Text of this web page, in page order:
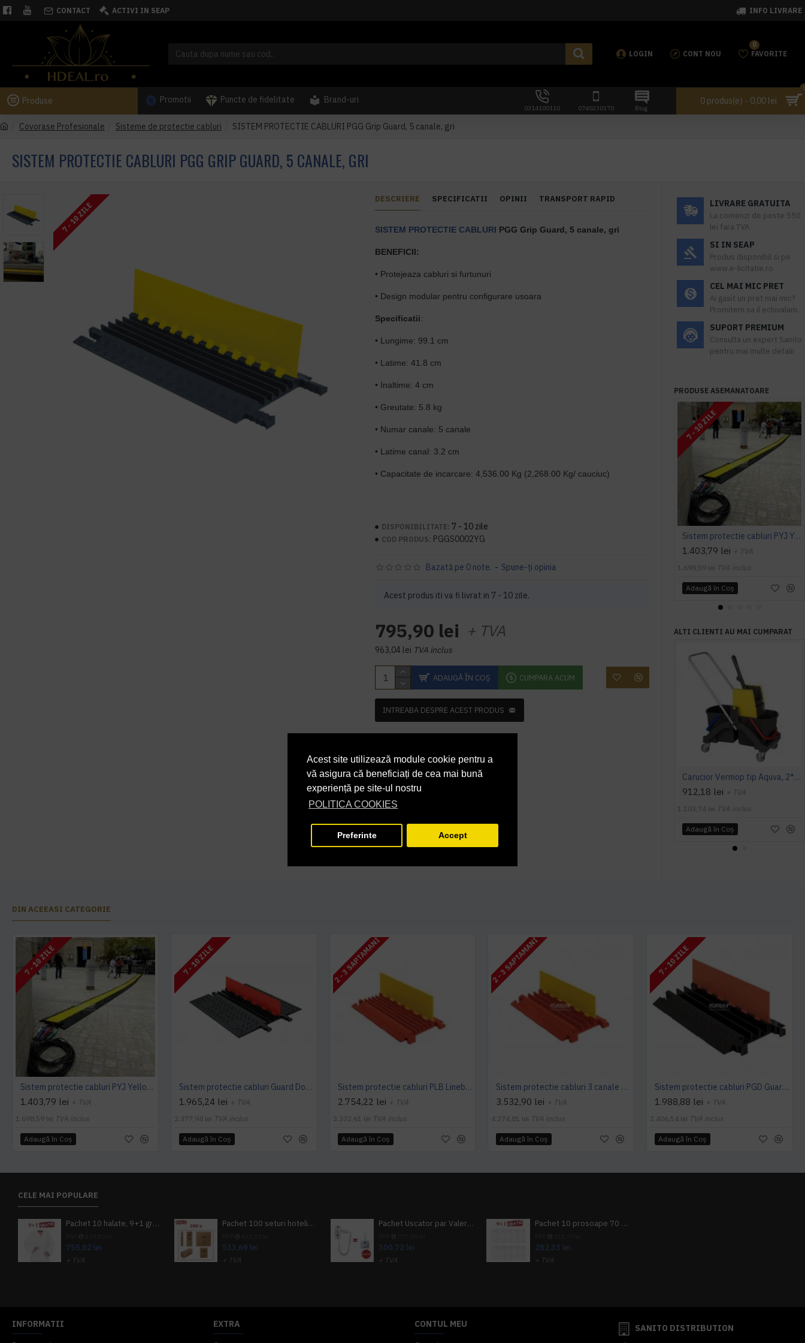
Acest site utilizează module cookie pentru a
vă asigura că beneficiați de cea mai bună
experiență pe site-ul nostru
POLITICA COOKIES
Preferinte Accept
CONTACT ACTIVI IN SEAP INFO LIVRARE
LOGIN CONT NOU FAVORITE
0
Produse Promotii Puncte de fidelitate Brand-uri
0314100110 0740230170 Blog
0 produs(e) - 0,00 lei
Covorase Profesionale Sisteme de protectie cabluri SISTEM PROTECTIE CABLURI PGG Grip Guard, 5 canale, gri
SISTEM PROTECTIE CABLURI PGG GRIP GUARD, 5 CANALE, GRI
7 - 10 ZILE
DESCRIERE SPECIFICATII OPINII TRANSPORT RAPID
SISTEM PROTECTIE CABLURI PGG Grip Guard, 5 canale, gri
BENEFICII:
• Protejeaza cabluri si furtunuri
• Design modular pentru configurare usoara
Specificatii:
• Lungime: 99.1 cm
• Latime: 41.8 cm
• Inaltime: 4 cm
• Greutate: 5.8 kg
• Numar canale: 5 canale
• Latime canal: 3.2 cm
• Capacitate de incarcare:4,536.00 Kg (2,268.00 Kg/ cauciuc)
DISPONIBILITATE: 7 - 10 zile
COD PRODUS: PGGS0002YG
Acest produs iti va fi livrat in 7 - 10 zile.
Bazată pe 0 note. - Spune-ţi opinia
795,90 lei + TVA
963,04 lei TVA inclus
ADAUGĂ ÎN COŞ CUMPARA ACUM
INTREABA DESPRE ACEST PRODUS
LIVRARE GRATUITA
La comenzi de peste 550
lei fara TVA.
SI IN SEAP
Produs disponibil si pe
www.e-licitatie.ro
CEL MAI MIC PRET
Ai gasit un pret mai mic?
Promitem sa il echivalam.
SUPORT PREMIUM
Consulta un expert Sanito
pentru mai multe detalii
PRODUSE ASEMANATOARE
7 - 10 ZILE
Sistem protectie cabluri PYJ Yellow Jacket
1.403,79 lei + TVA
1.698,59 lei TVA inclus
Adaugă în Coş
ALTI CLIENTI AU MAI CUMPARAT
Carucior Vermop tip Aquva, 2*17L cu storcator
912,18 lei + TVA
1.103,74 lei TVA inclus
Adaugă în Coş
DIN ACEEASI CATEGORIE
7 - 10 ZILE
Sistem protectie cabluri PYJ Yellow Jacket
1.403,79 lei + TVA
1.698,59 lei TVA inclus
Adaugă în Coş
7 - 10 ZILE
Sistem protectie cabluri Guard Dog Low Profile ADA, 5 canale
1.965,24 lei + TVA
2.377,94 lei TVA inclus
Adaugă în Coş
2 - 3 SAPTAMANI
Sistem protectie cabluri PLB Linebacker 5-canale 51 cm x 91 cm x 6 cm
2.754,22 lei + TVA
3.332,61 lei TVA inclus
Adaugă în Coş
2 - 3 SAPTAMANI
Sistem protectie cabluri 3 canale PLB Linebacker
3.532,90 lei + TVA
4.274,81 lei TVA inclus
Adaugă în Coş
7 - 10 ZILE
Sistem protectie cabluri PGD Guard Dog Uz General 3 canale 51 cm x 91 cm
1.988,88 lei + TVA
2.406,54 lei TVA inclus
Adaugă în Coş
CELE MAI POPULARE
Pachet 10 halate, 9+1 gratuit
755,82 lei
+ TVA
Pachet 100 seturi hoteliere, set dentar, set barbierit, casca de dus, pila unghii, set cusut
533,69 lei
+ TVA
Pachet Uscator par Valera Action Super Plus + GRATUIT Sampon si gel de dus Tork
300,72 lei
+ TVA
Pachet 10 prosoape 70 x 140cm 9 + 1 gratuit
282,33 lei
+ TVA
INFORMATII EXTRA CONTUL MEU
SANITO DISTRIBUTION